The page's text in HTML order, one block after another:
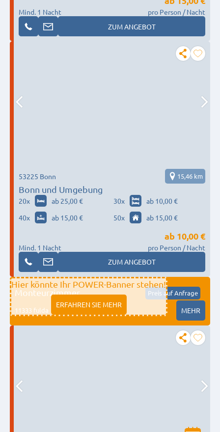
Mind. 1 Nacht
pro Person / Nacht
ZUM ANGEBOT
Bonn und Umgebung
53225 Bonn 15,46 km
20x ab 25,00 € 30x
ab 10,00 €
40x ab 15,00 € 50x ab 15,00 €
Mind. 1 Nacht
ab 10,00 €
pro Person / Nacht
ZUM ANGEBOT
Hier könnte Ihr POWER-Banner stehen!
ERFAHREN SIE MEHR
Monteurzimmer Preis auf Anfrage
11333 fulda MEHR